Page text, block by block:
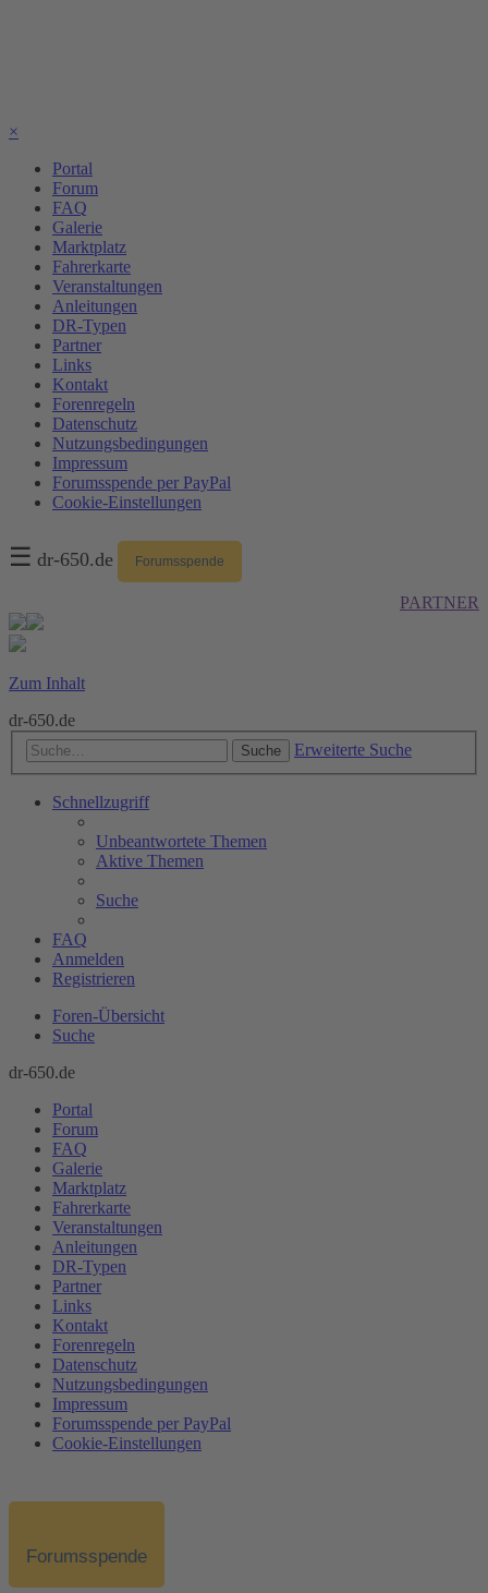
×
Portal
Forum
FAQ
Galerie
Marktplatz
Fahrerkarte
Veranstaltungen
Anleitungen
DR-Typen
Partner
Links
Kontakt
Forenregeln
Datenschutz
Nutzungsbedingungen
Impressum
Forumsspende per PayPal
Cookie-Einstellungen
☰ dr-650.de Forumsspende
PARTNER
Zum Inhalt
dr-650.de
Suche Erweiterte Suche
Schnellzugriff
Unbeantwortete Themen
Aktive Themen
Suche
FAQ
Anmelden
Registrieren
Foren-Übersicht
Suche
dr-650.de
Portal
Forum
FAQ
Galerie
Marktplatz
Fahrerkarte
Veranstaltungen
Anleitungen
DR-Typen
Partner
Links
Kontakt
Forenregeln
Datenschutz
Nutzungsbedingungen
Impressum
Forumsspende per PayPal
Cookie-Einstellungen
Forumsspende